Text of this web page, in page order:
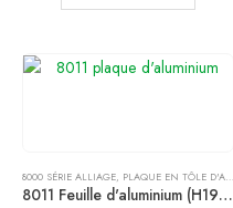
8000 SÉRIE ALLIAGE, PLAQUE EN TÔLE D'ALUMINIUM
8011 Feuille d'aluminium (H19) | Matériau de base de qualité supérieure pour boîte de conserve & Fin de fabrication